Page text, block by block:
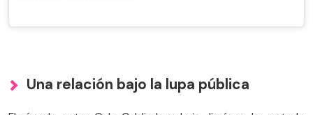
Una relación bajo la lupa pública